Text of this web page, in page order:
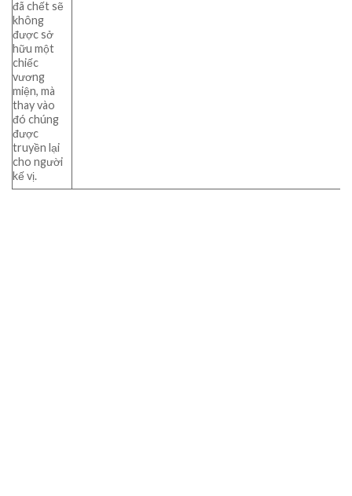
đã chết sẽ
không
được sở
hữu một
chiếc
vương
miện, mà
thay vào
đó chúng
được
truyền lại
cho người
kế vị.